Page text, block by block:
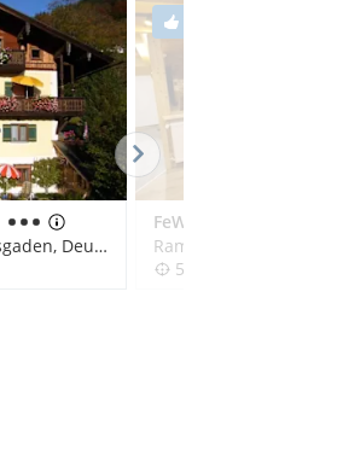
Ramsau bei Berchtesgaden, Deutschland
FeWo Fronwieshof
591m